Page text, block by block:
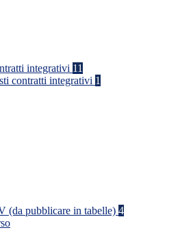
integrativi 11
contratti integrativi 1
(da pubblicare in tabelle) 4